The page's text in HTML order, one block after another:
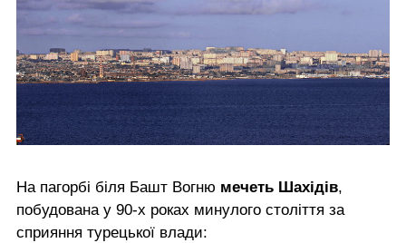
На пагорбі біля Башт Вогню мечеть Шахідів,
побудована у 90-х роках минулого століття за
сприяння турецької влади: